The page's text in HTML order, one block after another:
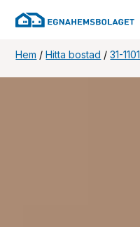
Hem /Hitta bostad /31-1101